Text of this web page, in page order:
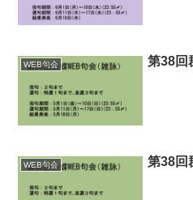
WEB句会 第38回
WEB句会 第38回